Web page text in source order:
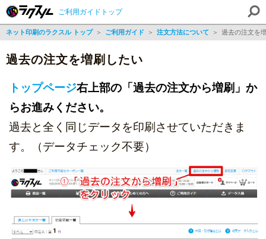
ご利用ガイドトップ
ネット印刷のラクスル トップ ＞ ご利用ガイド ＞ 注文方法について ＞ 過去の注文を
過去の注文を増刷したい
トップページ右上部の「過去の注文から増刷」か
らお進みください。
過去と全く同じデータを印刷させていただきま
す。（データチェック不要）